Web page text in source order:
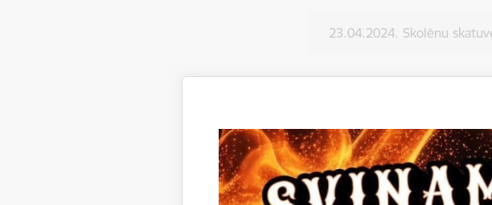
23.04.2024. Skolēnu
20.04.2024. Tradicionālās